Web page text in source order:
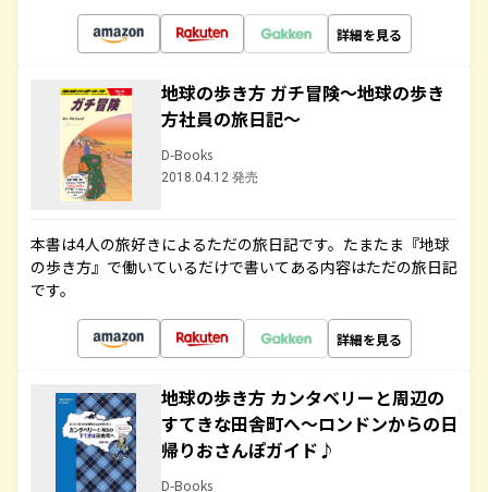
詳細を見る
地球の歩き方 ガチ冒険～地球の歩き
方社員の旅日記～
D-Books
2018.04.12 発売
本書は4人の旅好きによるただの旅日記です。たまたま『地球
の歩き方』で働いているだけで書いてある内容はただの旅日記
です。
詳細を見る
地球の歩き方 カンタベリーと周辺の
すてきな田舎町へ～ロンドンからの日
帰りおさんぽガイド♪
D-Books